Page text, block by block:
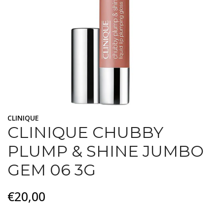
CLINIQUE
CLINIQUE CHUBBY
PLUMP & SHINE JUMBO
GEM 06 3G
€20,00